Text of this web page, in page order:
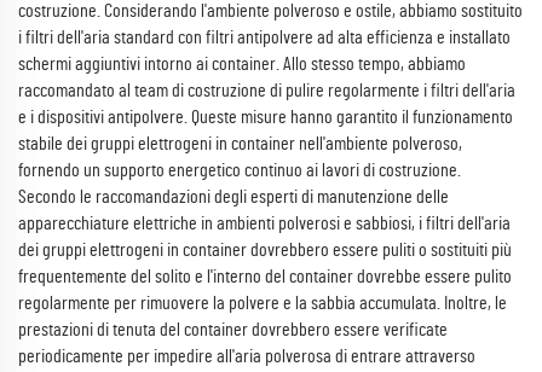
costruzione. Considerando l'ambiente polveroso e ostile, abbiamo sostituito
i filtri dell'aria standard con filtri antipolvere ad alta efficienza e installato
schermi aggiuntivi intorno ai container. Allo stesso tempo, abbiamo
raccomandato al team di costruzione di pulire regolarmente i filtri dell'aria
e i dispositivi antipolvere. Queste misure hanno garantito il funzionamento
stabile dei gruppi elettrogeni in container nell'ambiente polveroso,
fornendo un supporto energetico continuo ai lavori di costruzione.
Secondo le raccomandazioni degli esperti di manutenzione delle
apparecchiature elettriche in ambienti polverosi e sabbiosi, i filtri dell'aria
dei gruppi elettrogeni in container dovrebbero essere puliti o sostituiti più
frequentemente del solito e l'interno del container dovrebbe essere pulito
regolarmente per rimuovere la polvere e la sabbia accumulata. Inoltre, le
prestazioni di tenuta del container dovrebbero essere verificate
periodicamente per impedire all'aria polverosa di entrare attraverso